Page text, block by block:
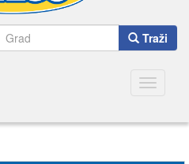
Traži
Toggle